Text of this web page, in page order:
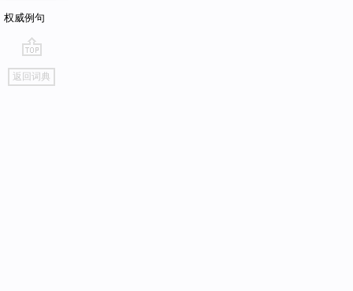
权威例句
go
top
返回词典